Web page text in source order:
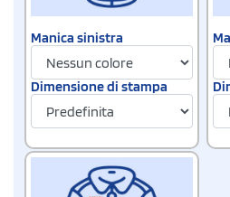
Manica sinistra
Dimensione di stampa